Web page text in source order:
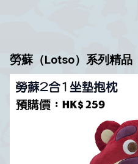
勞蘇（Lotso）系列精品